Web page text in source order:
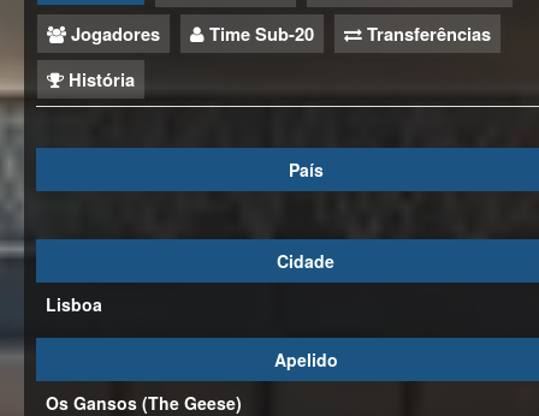
Jogadores
Time Sub-20
Transferências
História
País
Cidade
Lisboa
Apelido
Os Gansos (The Geese)